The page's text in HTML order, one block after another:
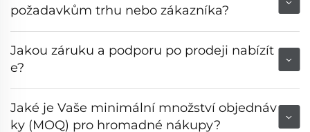
požadavkům trhu nebo zákazníka?
Jakou záruku a podporu po prodeji nabízít
e?
Jaké je Vaše minimální množství objednáv
ky (MOQ) pro hromadné nákupy?